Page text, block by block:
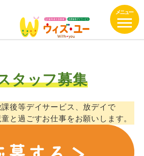
狛江 理学療法士募集
タッフ募集
後等デイサービス、放デイで
と過ごすお仕事をお願いします。